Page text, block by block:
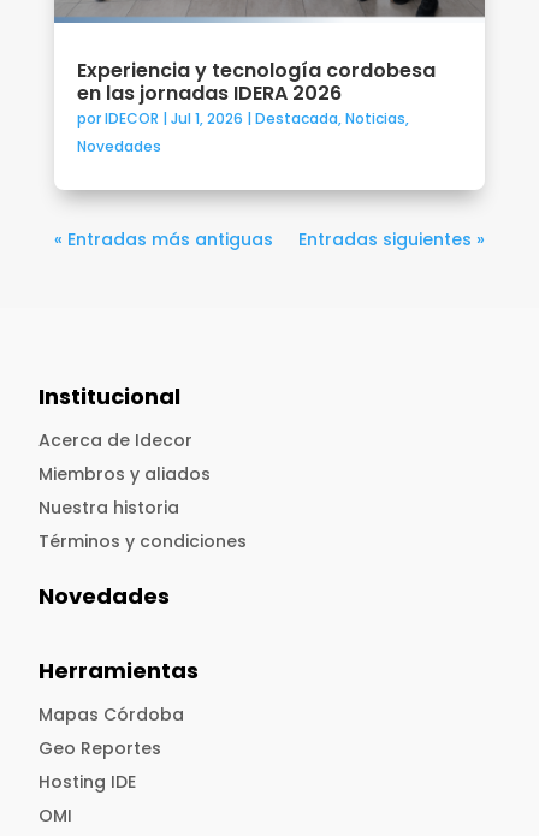
Experiencia y tecnología cordobesa
en las jornadas IDERA 2026
porIDECOR | Jul 1, 2026 | Destacada,Noticias,
Novedades
« Entradas más antiguas Entradas siguientes »
Institucional
Acerca de Idecor
Miembros y aliados
Nuestra historia
Términos y condiciones
Novedades
Herramientas
Mapas Córdoba
Geo Reportes
Hosting IDE
OMI